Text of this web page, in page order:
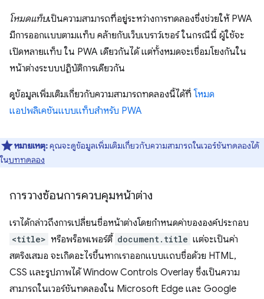
โหมดแท็บเป็นความสามารถที่อยู่ระหว่างการทดลองซึ่งช่วยให้ PWA
มีการออกแบบตามแท็บ คล้ายกับเว็บเบราว์เซอร์ ในกรณีนี้ ผู้ใช้จะ
เปิดหลายแท็บ ใน PWA เดียวกันได้ แต่ทั้งหมดจะเชื่อมโยงกันใน
หน้าต่างระบบปฏิบัติการเดียวกัน
ดูข้อมูลเพิ่มเติมเกี่ยวกับความสามารถทดลองนี้ได้ที่ โหมด
แอปพลิเคชันแบบแท็บสำหรับ PWA
หมายเหตุ:คุณจะดูข้อมูลเพิ่มเติมเกี่ยวกับความสามารถในเวอร์ชันทดลองได้
ในบททดลอง
การวางซ้อนการควบคุมหน้าต่าง
เราได้กล่าวถึงการเปลี่ยนชื่อหน้าต่างโดยกำหนดค่าขององค์ประกอบ
<title> หรือพร็อพเพอร์ตี้ document.title แต่จะเป็นค่า
สตริงเสมอ จะเกิดอะไรขึ้นหากเราออกแบบแถบชื่อด้วย HTML,
CSS และรูปภาพได้ Window Controls Overlay ซึ่งเป็นความ
สามารถในเวอร์ชันทดลองใน Microsoft Edge และ Google